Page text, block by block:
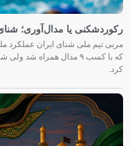
رکوردشکنی یا مدال‌آوری؛ شنای
مربی تیم ملی شنای ایران عملکرد
که با کسب ۹ مدال همراه شد
کرد.